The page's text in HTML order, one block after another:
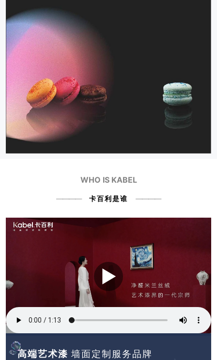
WHO IS KABEL
卡百利是谁
高端艺术漆 墙面定制服务品牌